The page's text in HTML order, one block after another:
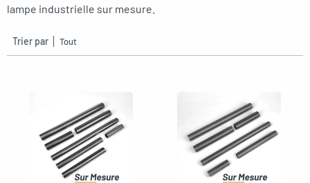
lampe industrielle sur mesure.
Trier par
menu
menu